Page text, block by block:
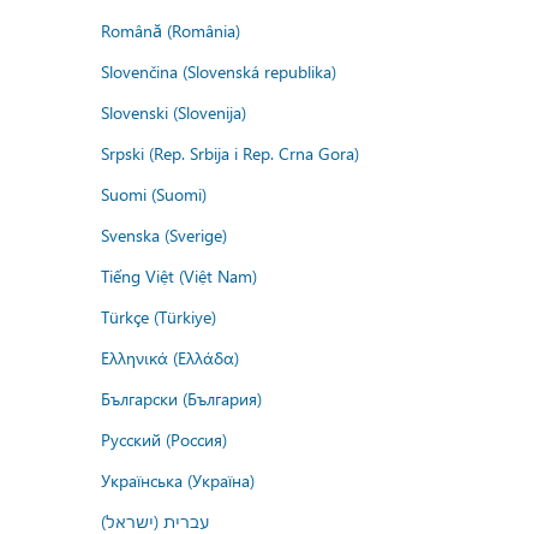
Română (România)
Slovenčina (Slovenská republika)
Slovenski (Slovenija)
Srpski (Rep. Srbija i Rep. Crna Gora)
Suomi (Suomi)
Svenska (Sverige)
Tiếng Việt (Việt Nam)
Türkçe (Türkiye)
Ελληνικά (Ελλάδα)
Български (България)
Русский (Россия)
Українська (Україна)
עברית (ישראל)